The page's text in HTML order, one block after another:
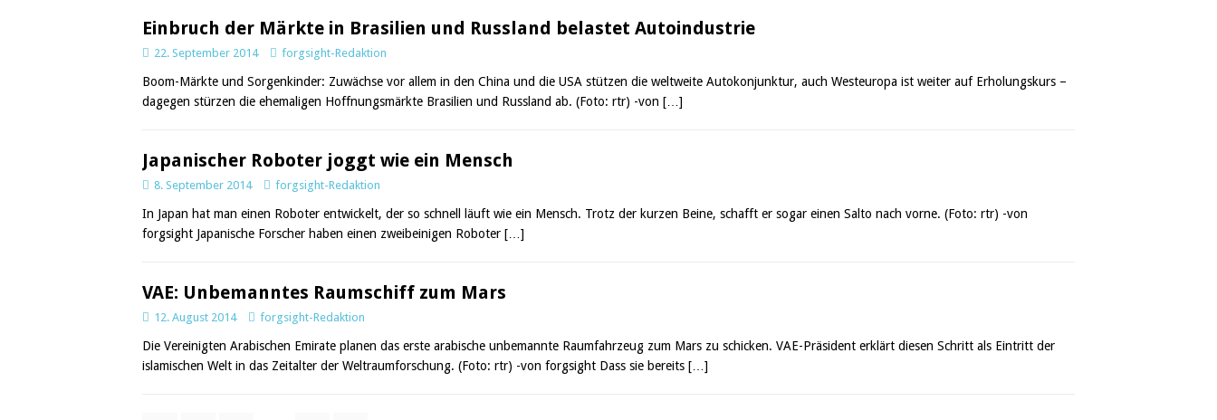
Einbruch der Märkte in Brasilien und Russland belastet Autoindustrie
22. September 2014 forgsight-Redaktion
Boom-Märkte und Sorgenkinder: Zuwächse vor allem in den China und die USA stützen die weltweite Autokonjunktur, auch Westeuropa ist weiter auf Erholungskurs –
dagegen stürzen die ehemaligen Hoffnungsmärkte Brasilien und Russland ab. (Foto: rtr) -von […]
Japanischer Roboter joggt wie ein Mensch
8. September 2014 forgsight-Redaktion
In Japan hat man einen Roboter entwickelt, der so schnell läuft wie ein Mensch. Trotz der kurzen Beine, schafft er sogar einen Salto nach vorne. (Foto: rtr) -von
forgsight Japanische Forscher haben einen zweibeinigen Roboter […]
VAE: Unbemanntes Raumschiff zum Mars
12. August 2014 forgsight-Redaktion
Die Vereinigten Arabischen Emirate planen das erste arabische unbemannte Raumfahrzeug zum Mars zu schicken. VAE-Präsident erklärt diesen Schritt als Eintritt der
islamischen Welt in das Zeitalter der Weltraumforschung. (Foto: rtr) -von forgsight Dass sie bereits […]